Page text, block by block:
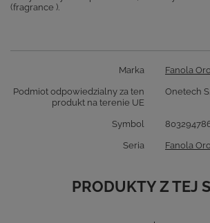
(fragrance ).
Marka Fanola
Podmiot odpowiedzialny za ten
produkt na terenie UE
Onetech
Symbol
Seria Fanola
PRODUKTY Z TEJ